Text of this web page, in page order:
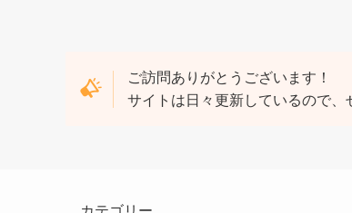
ご訪問ありがとうございます！
サイトは日々更新しているので